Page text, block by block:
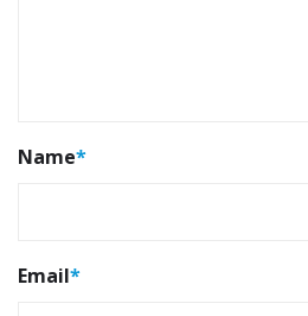
Name*
Email*